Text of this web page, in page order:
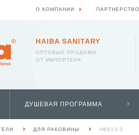
HAIBA SANITARY
ОПТОВЫЕ ПРОДАЖИ
ОТ ИМПОРТЕРА
ДУШЕВАЯ ПРОГРАММА
ДЛЯ РАКОВИНЫ HB813-3
О КОМПАНИИ ПАРТНЕРСТВО